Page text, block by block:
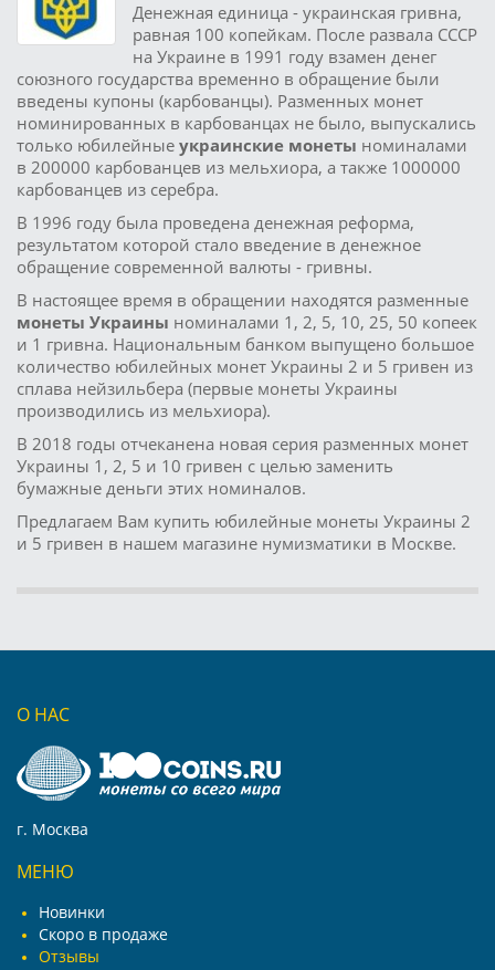
Денежная единица - украинская гривна,
равная 100 копейкам. После развала СССР
на Украине в 1991 году взамен денег
союзного государства временно в обращение были
введены купоны (карбованцы). Разменных монет
номинированных в карбованцах не было, выпускались
только юбилейные украинские монеты номиналами
в 200000 карбованцев из мельхиора, а также 1000000
карбованцев из серебра.
В 1996 году была проведена денежная реформа,
результатом которой стало введение в денежное
обращение современной валюты - гривны.
В настоящее время в обращении находятся разменные
монеты Украины номиналами 1, 2, 5, 10, 25, 50 копеек
и 1 гривна. Национальным банком выпущено большое
количество юбилейных монет Украины 2 и 5 гривен из
сплава нейзильбера (первые монеты Украины
производились из мельхиора).
В 2018 годы отчеканена новая серия разменных монет
Украины 1, 2, 5 и 10 гривен с целью заменить
бумажные деньги этих номиналов.
Предлагаем Вам купить юбилейные монеты Украины 2
и 5 гривен в нашем магазине нумизматики в Москве.
О НАС
г. Москва
МЕНЮ
Новинки
Скоро в продаже
Отзывы